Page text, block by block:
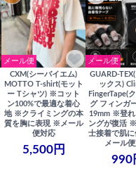
メール便
CXM(シーバイエム)
MOTTO T-shirt(モット
ー Tシャツ) ※コット
ン100%で最適な着心
地 ※クライミングの本
質を胸に表現 ※メール
便対応
5,500円
メール便
GUARD-
ックス)
FingerTape(
グ フィンガ
19mm ※登れ
ングが復活
士接着で肌
メール
990